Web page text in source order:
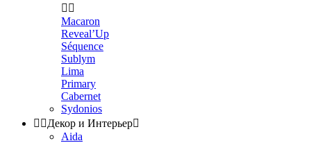
 
Macaron
Reveal’Up
Séquence
Sublym
Lima
Primary
Cabernet
Sydonios
 Декор и Интерьер
Aida